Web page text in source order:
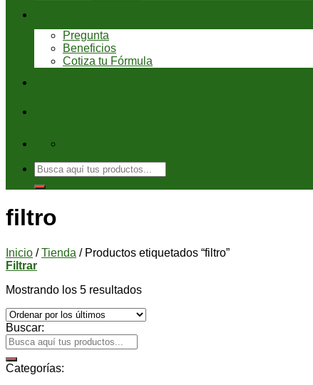
Pregunta
Beneficios
Cotiza tu Fórmula
Buscar
por:
filtro
Inicio / Tienda /Productos etiquetados “filtro”
Filtrar
Mostrando los 5 resultados
Buscar:
Categorías: